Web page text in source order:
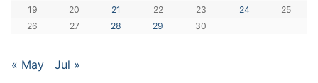
19
20 21 22 23 24
25
26
27 28 29 30
« May Jul »